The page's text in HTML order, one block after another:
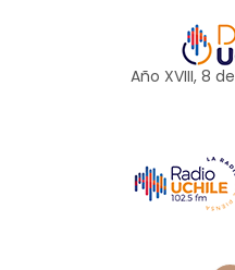
Año XVIII, 8 de